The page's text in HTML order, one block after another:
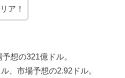
ア！
想の321億ドル。
、市場予想の2.92ドル。